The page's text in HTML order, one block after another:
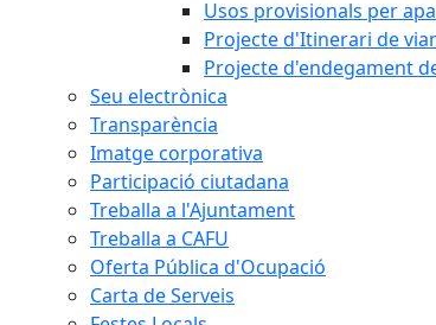
Usos provisionals per
Projecte d'Itinerari de
Projecte d'endegament
Seu electrònica
Transparència
Imatge corporativa
Participació ciutadana
Treballa a l'Ajuntament
Treballa a CAFU
Oferta Pública d'Ocupació
Carta de Serveis